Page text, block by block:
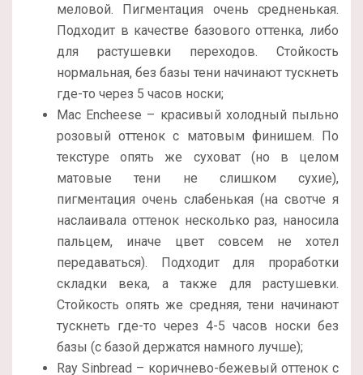
меловой. Пигментация очень средненькая.
Подходит в качестве базового оттенка, либо
для растушевки переходов. Стойкость
нормальная, без базы тени начинают тускнеть
где-то через 5 часов носки;
Mac Encheese – красивый холодный пыльно
розовый оттенок с матовым финишем. По
текстуре опять же суховат (но в целом
матовые тени не слишком сухие),
пигментация очень слабенькая (на свотче я
наслаивала оттенок несколько раз, наносила
пальцем, иначе цвет совсем не хотел
передаваться). Подходит для проработки
складки века, а также для растушевки.
Стойкость опять же средняя, тени начинают
тускнеть где-то через 4-5 часов носки без
базы (с базой держатся намного лучше);
Ray Sinbread – коричнево-бежевый оттенок с